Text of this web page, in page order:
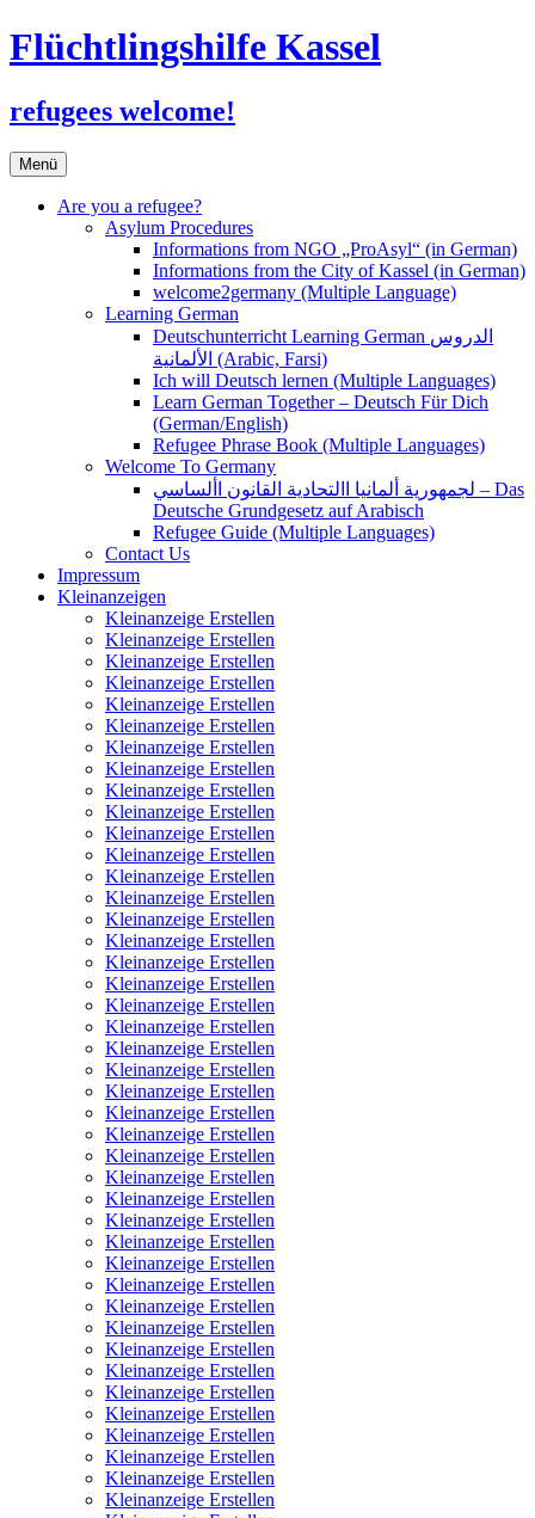
Flüchtlingshilfe Kassel
refugees welcome!
Menü Zum
Inhalt
springen
Are you a refugee?
Asylum Procedures
Informations from NGO „ProAsyl“ (in German)
Informations from the City of Kassel (in German)
welcome2germany (Multiple Language)
Learning German
Deutschunterricht Learning German الدروس
الألمانية (Arabic, Farsi)
Ich will Deutsch lernen (Multiple Languages)
Learn German Together – Deutsch Für Dich
(German/English)
Refugee Phrase Book (Multiple Languages)
Welcome To Germany
لجمهورية ألمانيا االتحادية القانون األساسي – Das
Deutsche Grundgesetz auf Arabisch
Refugee Guide (Multiple Languages)
Contact Us
Impressum
Kleinanzeigen
Kleinanzeige Erstellen
Kleinanzeige Erstellen
Kleinanzeige Erstellen
Kleinanzeige Erstellen
Kleinanzeige Erstellen
Kleinanzeige Erstellen
Kleinanzeige Erstellen
Kleinanzeige Erstellen
Kleinanzeige Erstellen
Kleinanzeige Erstellen
Kleinanzeige Erstellen
Kleinanzeige Erstellen
Kleinanzeige Erstellen
Kleinanzeige Erstellen
Kleinanzeige Erstellen
Kleinanzeige Erstellen
Kleinanzeige Erstellen
Kleinanzeige Erstellen
Kleinanzeige Erstellen
Kleinanzeige Erstellen
Kleinanzeige Erstellen
Kleinanzeige Erstellen
Kleinanzeige Erstellen
Kleinanzeige Erstellen
Kleinanzeige Erstellen
Kleinanzeige Erstellen
Kleinanzeige Erstellen
Kleinanzeige Erstellen
Kleinanzeige Erstellen
Kleinanzeige Erstellen
Kleinanzeige Erstellen
Kleinanzeige Erstellen
Kleinanzeige Erstellen
Kleinanzeige Erstellen
Kleinanzeige Erstellen
Kleinanzeige Erstellen
Kleinanzeige Erstellen
Kleinanzeige Erstellen
Kleinanzeige Erstellen
Kleinanzeige Erstellen
Kleinanzeige Erstellen
Kleinanzeige Erstellen